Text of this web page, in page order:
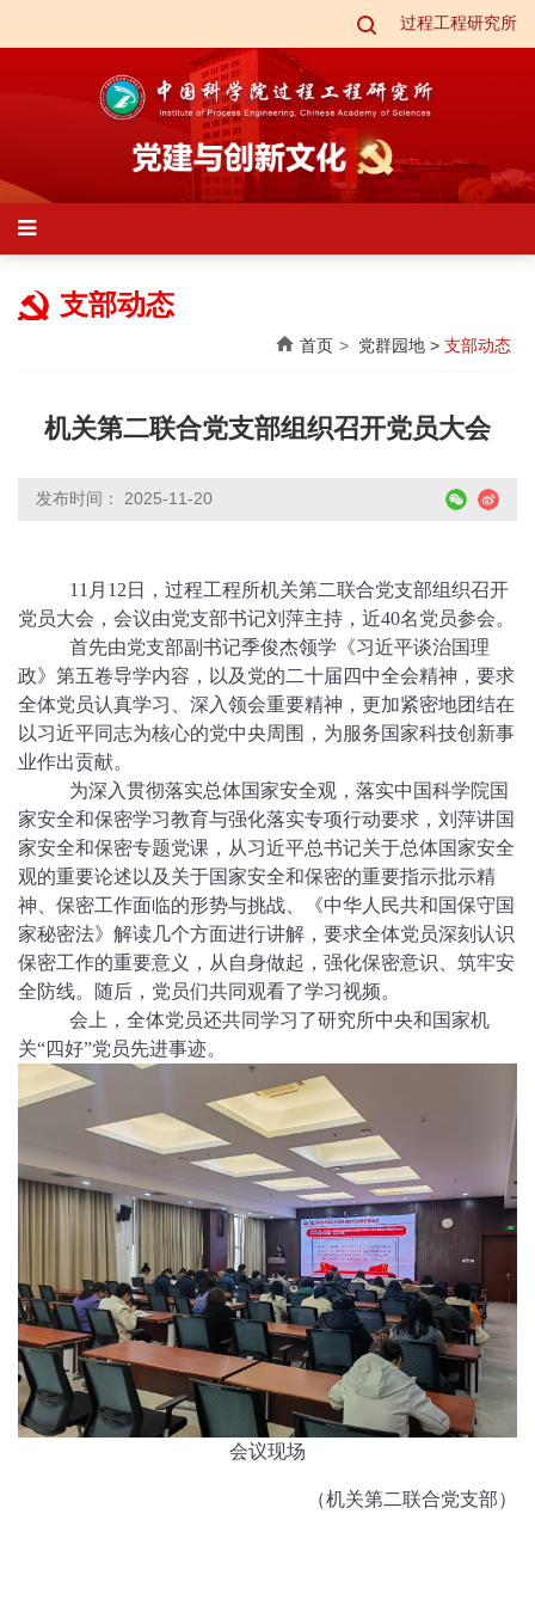
过程工程研究所
支部动态
首页 党群园地 > 支部动态
机关第二联合党支部组织召开党员大会
发布时间： 2025-11-20
11月12日，过程工程所机关第二联合党支部组织召开
党员大会，会议由党支部书记刘萍主持，近40名党员参会。
首先由党支部副书记季俊杰领学《习近平谈治国理
政》第五卷导学内容，以及党的二十届四中全会精神，要求
全体党员认真学习、深入领会重要精神，更加紧密地团结在
以习近平同志为核心的党中央周围，为服务国家科技创新事
业作出贡献。
为深入贯彻落实总体国家安全观，落实中国科学院国
家安全和保密学习教育与强化落实专项行动要求，刘萍讲国
家安全和保密专题党课，从习近平总书记关于总体国家安全
观的重要论述以及关于国家安全和保密的重要指示批示精
神、保密工作面临的形势与挑战、《中华人民共和国保守国
家秘密法》解读几个方面进行讲解，要求全体党员深刻认识
保密工作的重要意义，从自身做起，强化保密意识、筑牢安
全防线。随后，党员们共同观看了学习视频。
会上，全体党员还共同学习了研究所中央和国家机
关“四好”党员先进事迹。
会议现场
（机关第二联合党支部）